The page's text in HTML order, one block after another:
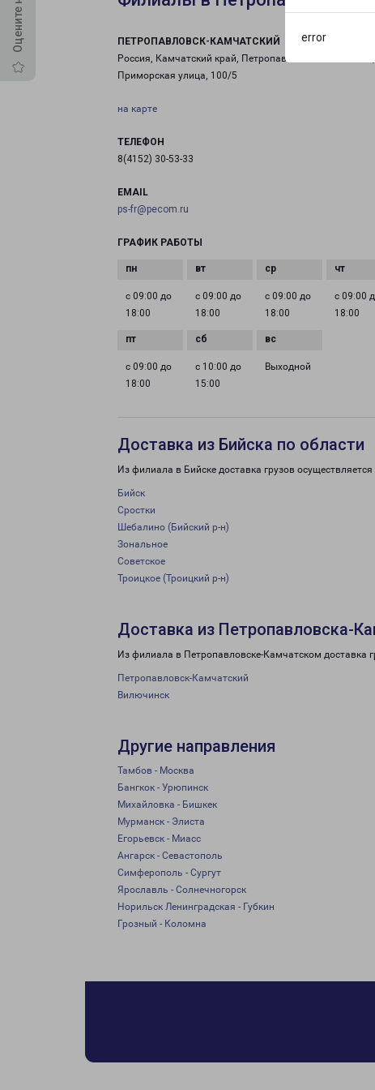
error
ПЕТРОПАВЛОВСК-КАМЧАТСКИЙ
Россия, Камчатский край, Петропавловск-Камчатский,
Приморская улица, 100/5
на карте
ТЕЛЕФОН
8(4152) 30-53-33
EMAIL
ps-fr@pecom.ru
ГРАФИК РАБОТЫ
с 09:00 до
18:00
с 09:00 до
18:00
с 09:00 до
18:00
с 09:00
18:00
с 09:00 до
18:00
с 10:00 до
15:00
Выходной
Доставка из Бийска по области
Из филиала в Бийске доставка грузов
Бийск
Сростки
Шебалино (Бийский р-н)
Зональное
Советское
Троицкое (Троицкий р-н)
Доставка из Петропавловска-
Из филиала в Петропавловске-Камчатском доставка
Петропавловск-Камчатский
Вилючинск
Другие направления
Тамбов - Москва
Бангкок - Урюпинск
Михайловка - Бишкек
Мурманск - Элиста
Егорьевск - Миасс
Ангарск - Севастополь
Симферополь - Сургут
Ярославль - Солнечногорск
Норильск Ленинградская - Губкин
Грозный - Коломна